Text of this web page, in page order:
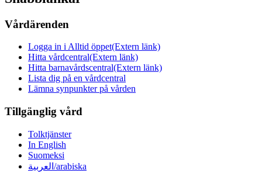
Vårdärenden
Logga in i Alltid öppet(Extern länk)
Hitta vårdcentral(Extern länk)
Hitta barnavårdscentral(Extern länk)
Lista dig på en vårdcentral
Lämna synpunkter på vården
Tillgänglig vård
Tolktjänster
In English
Suomeksi
العربية/arabiska